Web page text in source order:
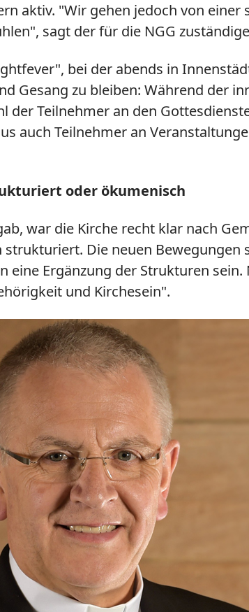
aktiv. "Wir gehen jedoch von
sagt der für die NGG
bei der abends in
Gesang zu bleiben: Während der
der Teilnehmer an den
auch Teilnehmer an
oder ökumenisch
war die Kirche recht klar nach
Die neuen
Ergänzung der Strukturen
und Kirchesein".